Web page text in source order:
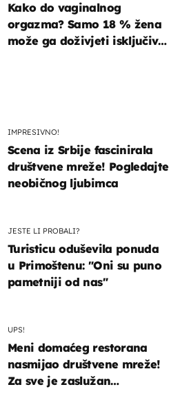
IMPRESIVNO!
Scena iz Srbije fascinirala
društvene mreže! Pogledajte
neobičnog ljubimca
JESTE LI PROBALI?
Turisticu oduševila ponuda
u Primoštenu: "Oni su puno
pametniji od nas"
UPS!
Meni domaćeg restorana
nasmijao društvene mreže!
Za sve je zaslužan
Kako do vaginalnog
orgazma? Samo 18 % žena
može ga doživjeti isključivo